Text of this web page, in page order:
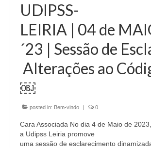
UDIPSS-
LEIRIA | 04 de
´23 | Sessão de
Alterações ao
￼
posted in: Bem-vindo | 0
Cara Associada No dia 4 de Maio de 2023,
a Udipss Leiria promove
uma sessão de esclarecimento